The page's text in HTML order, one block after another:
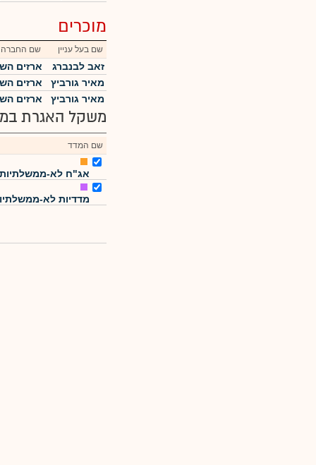
מוכרים
שם בעל עניין שם החברה
זאב לבנברג ארזים
מאיר גורביץ
ארזים
מאיר גורביץ
ארזים
משקל האגרת
שם המדד
אג"ח לא-ממשלתיות
מדדיות לא-